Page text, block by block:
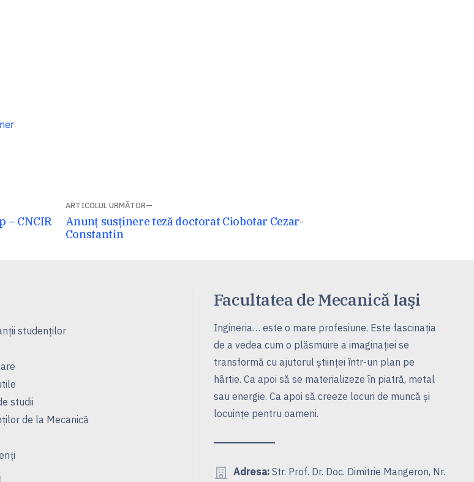
– CNCIR
ARTICOLUL URMĂTOR
Articolul
următor:
Anunț susținere teză doctorat Ciobotar Cezar-
Constantin
studenţilor
studii
de la Mecanică
Facultatea de Mecanică Iaşi
Ingineria… este o mare profesiune. Este fascinaţia
de a vedea cum o plăsmuire a imaginaţiei se
transformă cu ajutorul ştiinţei într-un plan pe
hârtie. Ca apoi să se materializeze în piatră, metal
sau energie. Ca apoi să creeze locuri de muncă şi
locuinţe pentru oameni.
Adresa:Str. Prof. Dr. Doc. Dimitrie Mangeron, Nr.